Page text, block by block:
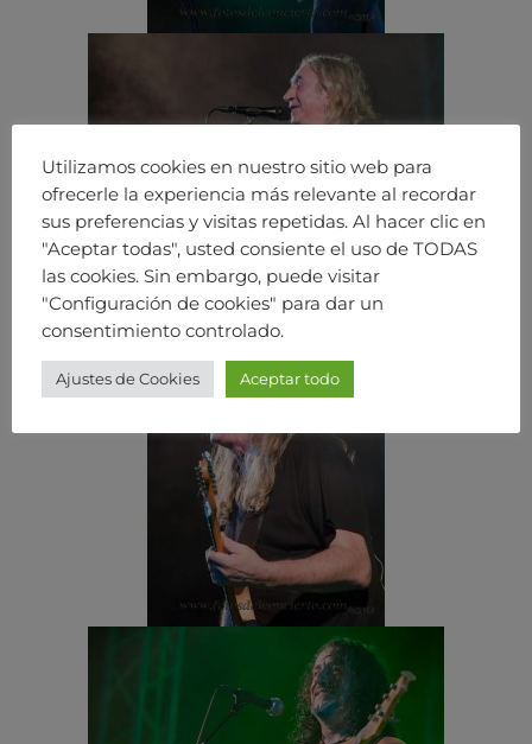
Utilizamos cookies en nuestro sitio web para
ofrecerle la experiencia más relevante al recordar
sus preferencias y visitas repetidas. Al hacer clic en
"Aceptar todas", usted consiente el uso de TODAS
las cookies. Sin embargo, puede visitar
"Configuración de cookies" para dar un
consentimiento controlado.
Ajustes de Cookies Aceptar todo